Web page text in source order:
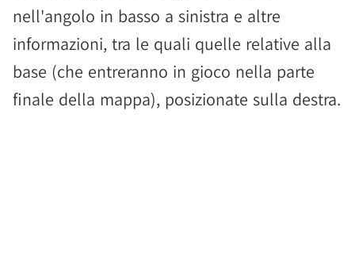
nell'angolo in basso a sinistra e altre
informazioni, tra le quali quelle relative alla
base (che entreranno in gioco nella parte
finale della mappa), posizionate sulla destra.